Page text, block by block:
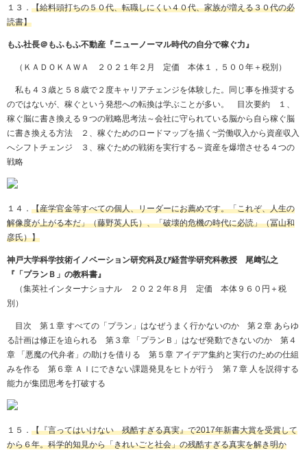
１３． 【給料頭打ちの５０代、転職しにくい４０代、家族が増える３０代の必
読書】
もふ社長＠もふもふ不動産『ニューノーマル時代の自分で稼ぐ力』
（ＫＡＤＯＫＡＷＡ ２０２１年２月 定価 本体１，５００年＋税別）
私も４３歳と５８歳で２度キャリアチェンジを体験した。同じ事を推奨する
のではないが、稼ぐという発想への転換は学ぶことが多い。 目次要約 １、
稼ぐ脳に書き換える９つの戦略思考法～会社に守られている脳から自ら稼ぐ脳
に書き換える方法 ２、稼ぐためのロードマップを描く ~労働収入から資産収入
へシフトチェンジ ３、稼ぐための戦術を実行する～資産を爆増させる４つの
戦略
１４． 【産学官金等すべての個人、リーダーにお薦めです。「これぞ、人生の
解像度が上がる本だ」（藤野英人氏）、「破壊的危機の時代に必読」（冨山和
彦氏）】
神戸大学科学技術イノベーション研究科及び経営学研究科教授 尾﨑弘之
『「プランＢ」の教科書』
（集英社インターナショナル ２０２２年８月 定価 本体９６０円＋税
別）
目次 第１章 すべての「プラン」はなぜうまく行かないのか 第２章 あらゆ
る計画は修正を迫られる 第３章 「プランＢ」はなぜ発動できないのか 第４
章 「悪魔の代弁者」の助けを借りる 第５章 アイデア集約と実行のための仕組
みを作る 第６章 ＡＩにできない課題発見をヒトが行う 第７章 人を説得する
能力が集団思考を打破する
１５． 【『言ってはいけない 残酷すぎる真実』で2017年新書大賞を受賞して
から６年。科学的知見から「きれいごと社会」の残酷すぎる真実を解き明か